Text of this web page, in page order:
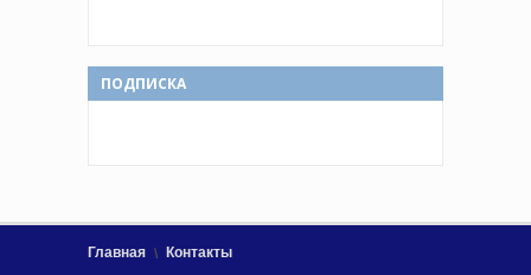
ПОДПИСКА
Главная Контакты